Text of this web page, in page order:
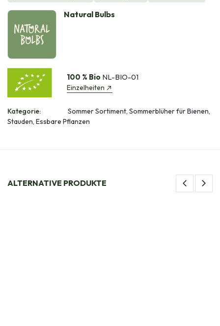
Natural Bulbs
100 % Bio NL-BIO-01
Einzelheiten
Kategorie:
Sommer Sortiment, Sommerblüher für Bienen,
Stauden, Essbare Pflanzen
ALTERNATIVE PRODUKTE